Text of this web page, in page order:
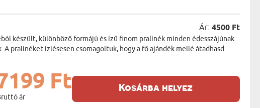
Ár: 4500 Ft
készült, különböző formájú és ízű finom pralinék minden édesszájúnak
A pralinéket ízlésesen csomagoltuk, hogy a fő ajándék mellé átadhasd.
Ft
ár
Kosárba helyez